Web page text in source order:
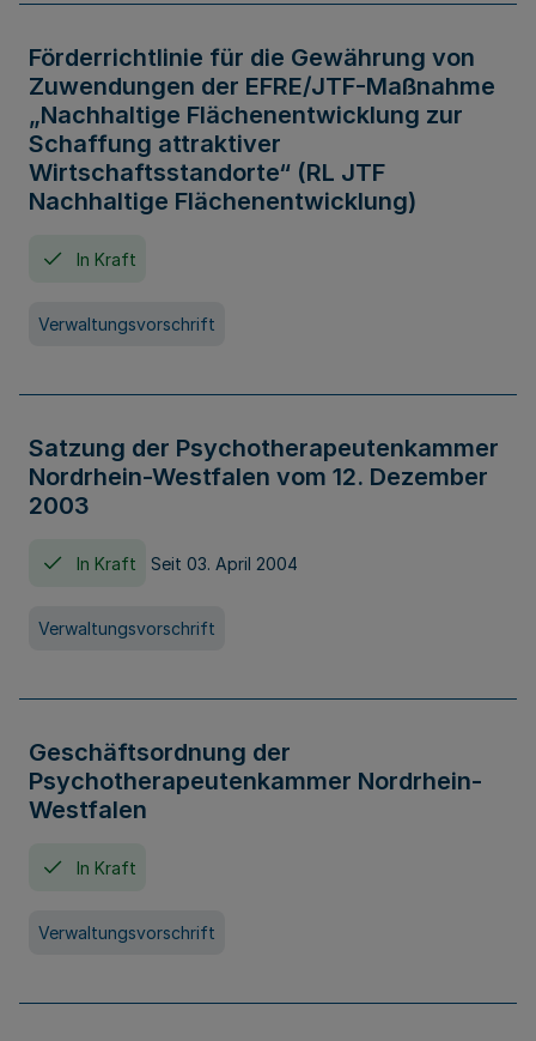
Förderrichtlinie für die Gewährung von
Zuwendungen der EFRE/JTF-Maßnahme
„Nachhaltige Flächenentwicklung zur
Schaffung attraktiver
Wirtschaftsstandorte“ (RL JTF
Nachhaltige Flächenentwicklung)
In Kraft
Verwaltungsvorschrift
Satzung der Psychotherapeutenkammer
Nordrhein-Westfalen vom 12. Dezember
2003
In Kraft Seit 03. April 2004
Verwaltungsvorschrift
Geschäftsordnung der
Psychotherapeutenkammer Nordrhein-
Westfalen
In Kraft
Verwaltungsvorschrift